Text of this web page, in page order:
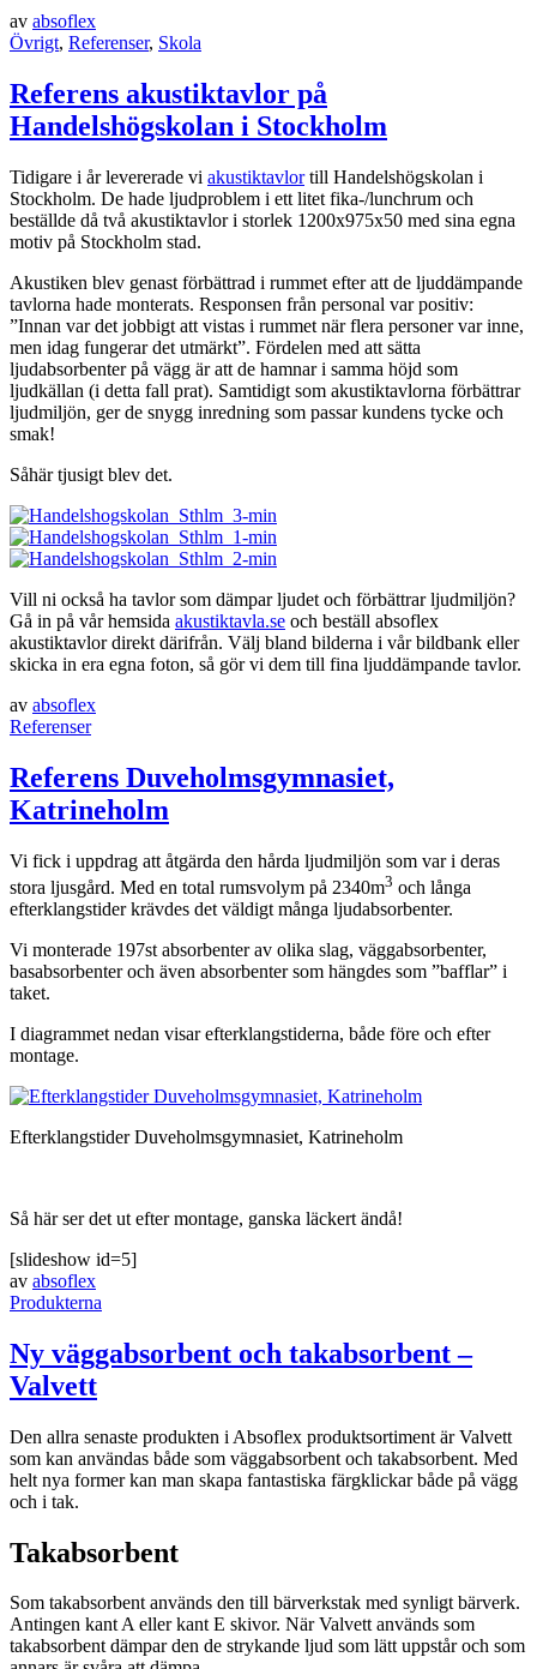
av absoflex
Övrigt, Referenser, Skola
Referens akustiktavlor på
Handelshögskolan i Stockholm
Tidigare i år levererade vi akustiktavlortill Handelshögskolan i
Stockholm. De hade ljudproblem i ett litet fika-/lunchrum och
beställde då två akustiktavlor i storlek 1200x975x50 med sina egna
motiv på Stockholm stad.
Akustiken blev genast förbättrad i rummet efter att de ljuddämpande
tavlorna hade monterats. Responsen från personal var positiv:
”Innan var det jobbigt att vistas i rummet när flera personer var inne,
men idag fungerar det utmärkt”. Fördelen med att sätta
ljudabsorbenter på vägg är att de hamnar i samma höjd som
ljudkällan (i detta fall prat). Samtidigt som akustiktavlorna förbättrar
ljudmiljön, ger de snygg inredning som passar kundens tycke och
smak!
Såhär tjusigt blev det.
Vill ni också ha tavlor som dämpar ljudet och förbättrar ljudmiljön?
Gå in på vår hemsida akustiktavla.se och beställ absoflex
akustiktavlor direkt därifrån. Välj bland bilderna i vår bildbank eller
skicka in era egna foton, så gör vi dem till fina ljuddämpande tavlor.
av absoflex
Referenser
Referens Duveholmsgymnasiet,
Katrineholm
Vi fick i uppdrag att åtgärda den hårda ljudmiljön som var i deras
stora ljusgård. Med en total rumsvolym på 2340m3 och långa
efterklangstider krävdes det väldigt många ljudabsorbenter.
Vi monterade 197st absorbenter av olika slag, väggabsorbenter,
basabsorbenter och även absorbenter som hängdes som ”bafflar” i
taket.
I diagrammet nedan visar efterklangstiderna, både före och efter
montage.
Efterklangstider Duveholmsgymnasiet, Katrineholm
Så här ser det ut efter montage, ganska läckert ändå!
[slideshow id=5]
av absoflex
Produkterna
Ny väggabsorbent och takabsorbent –
Valvett
Den allra senaste produkten i Absoflex produktsortiment är Valvett
som kan användas både som väggabsorbent och takabsorbent. Med
helt nya former kan man skapa fantastiska färgklickar både på vägg
och i tak.
Takabsorbent
Som takabsorbent används den till bärverkstak med synligt bärverk.
Antingen kant A eller kant E skivor. När Valvett används som
takabsorbent dämpar den de strykande ljud som lätt uppstår och som